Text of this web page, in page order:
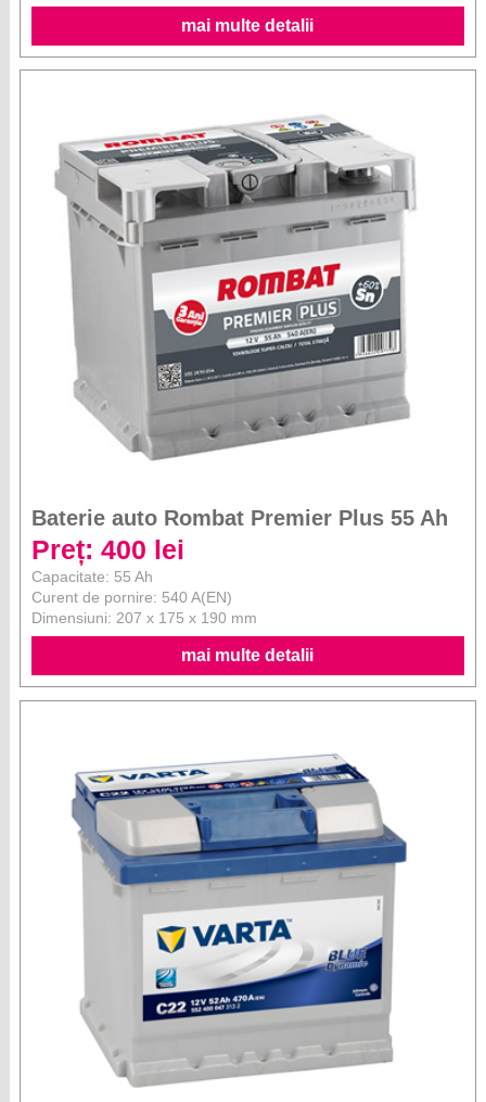
mai multe detalii
Baterie auto Rombat Premier Plus 55 Ah
Preț: 400 lei
Capacitate: 55 Ah
Curent de pornire: 540 A(EN)
Dimensiuni: 207 x 175 x 190 mm
mai multe detalii